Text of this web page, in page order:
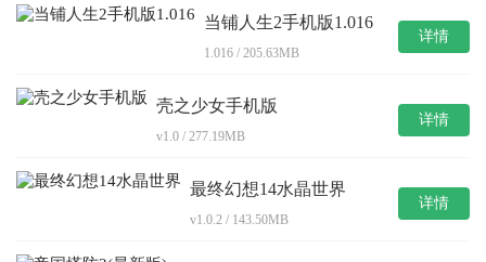
当铺人生2手机版1.016
1.016 / 205.63MB
详情
壳之少女手机版
v1.0 / 277.19MB
详情
最终幻想14水晶世界
v1.0.2 / 143.50MB
详情